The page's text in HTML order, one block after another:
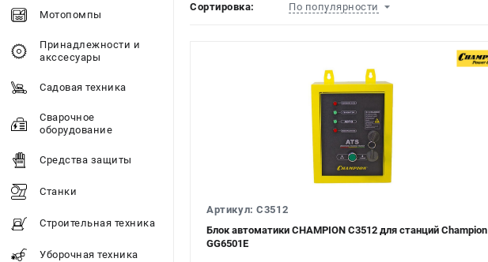
Мотопомпы
Принадлежности и
акссесуары
Садовая техника
Сварочное
оборудование
Средства защиты
Станки
Строительная техника
Уборочная техника
Сортировка: По популярности
Артикул: C3512
Блок автоматики CHAMPION C3512 для станций Champion
GG6501E